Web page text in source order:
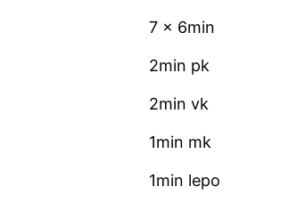
7 x 6min
2min pk
2min vk
1min mk
1min lepo